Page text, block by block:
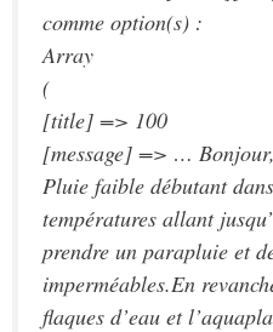
comme option(s) :
Array
(
[title] => 100
[message] => …
Pluie faible débutant
températures allant
prendre un parapluie et
imperméables.En
flaques d’eau et